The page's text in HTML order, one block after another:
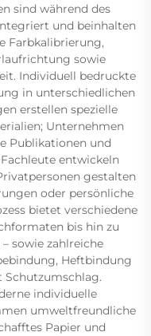
sind während des
und beinhalten
Farbkalibrierung,
sowie
Individuell bedruckte
in unterschiedlichen
erstellen spezielle
Unternehmen
Publikationen und
entwickeln
gestalten
oder persönliche
bietet verschiedene
bis hin zu
sowie zahlreiche
Heftbindung
individuelle
umweltfreundliche
Papier und